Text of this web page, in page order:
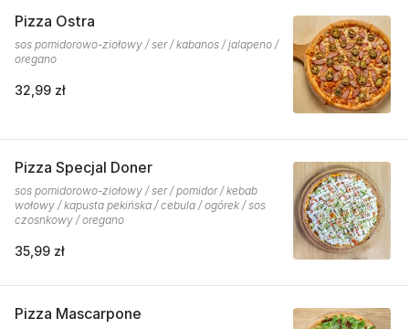
Pizza Ostra
sos pomidorowo-ziołowy / ser / kabanos / jalapeno /
oregano
32,99 zł
Pizza Specjal Doner
sos pomidorowo-ziołowy / ser / pomidor / kebab
wołowy / kapusta pekińska / cebula / ogórek / sos
czosnkowy / oregano
35,99 zł
Pizza Mascarpone